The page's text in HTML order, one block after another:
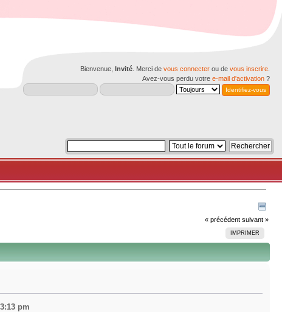
Bienvenue, Invité . Merci de vous connecter ou de vous inscrire
Avez-vous perdu votre e-mail d'activation ?
« précédent suivant »
IMPRIMER
pm